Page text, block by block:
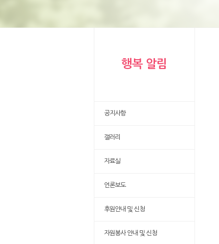
행복 알림
공지사항
갤러리
자료실
언론보도
후원안내 및 신청
자원봉사 안내 및 신청